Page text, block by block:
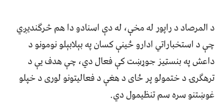
د المرصاد د راپور له مخې، له دې اسنادو دا هم څرګندیږي
چې د استخباراتي ادارو ځینې کسان په بېلابېلو نومونو د
داعش په بنسټیز جوړښت کې فعال دي، چې هدف یې د
ترهګرۍ د ختمولو پر ځای د هغې د فعالیتونو لوری د خپلو
غوښتنو سره سم تنظیمول دي.